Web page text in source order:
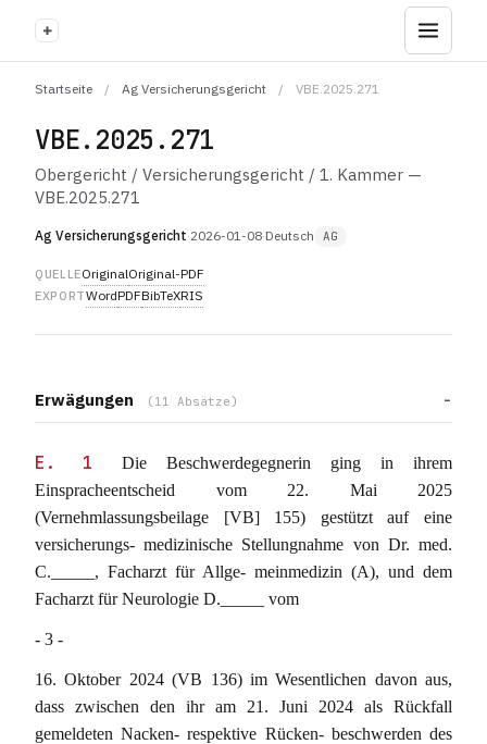
+
Startseite / Ag Versicherungsgericht / VBE.2025.271
VBE.2025.271
Obergericht / Versicherungsgericht / 1. Kammer —
VBE.2025.271
Ag Versicherungsgericht·2026-01-08·Deutsch AG
QUELLEOriginalOriginal-PDF
EXPORTWordPDFBibTeXRIS
Erwägungen (11 Absätze)
E. 1
Die Beschwerdegegnerin ging in ihrem
Einspracheentscheid vom 22. Mai 2025
(Vernehmlassungsbeilage [VB] 155) gestützt auf eine
versicherungs- medizinische Stellungnahme von Dr. med.
C._____, Facharzt für Allge- meinmedizin (A), und dem
Facharzt für Neurologie D._____ vom
- 3 -
16. Oktober 2024 (VB 136) im Wesentlichen davon aus,
dass zwischen den ihr am 21. Juni 2024 als Rückfall
gemeldeten Nacken- respektive Rücken- beschwerden des